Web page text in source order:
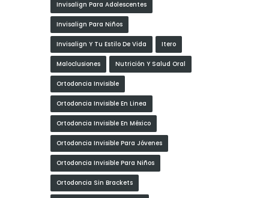
Invisalign Para Adolescentes
Invisalign Para Niños
Invisalign Y Tu Estilo De Vida Itero
Maloclusiones Nutrición Y Salud Oral
Ortodoncia Invisible
Ortodoncia Invisible En Linea
Ortodoncia Invisible En México
Ortodoncia Invisible Para Jóvenes
Ortodoncia Invisible Para Niños
Ortodoncia Sin Brackets